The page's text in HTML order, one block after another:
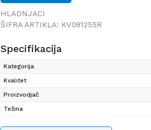
HLADNJACI
ŠIFRA ARTIKLA: KV081255R
Specifikacija
Kategorija
Kvalitet
Proizvodjač
Težina